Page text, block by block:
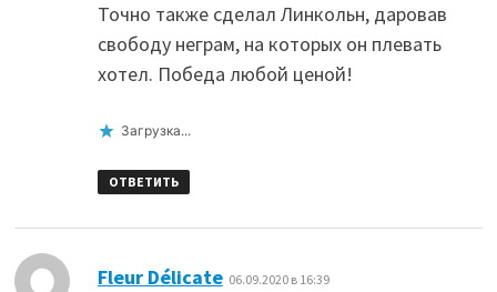
Точно также сделал Линкольн, даровав
свободу неграм, на которых он плевать
хотел. Победа любой ценой!
Загрузка...
ОТВЕТИТЬ
Fleur Délicate: 06.09.2020 в 16:39